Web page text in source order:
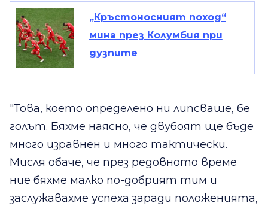
„Кръстоносният поход“
мина през Колумбия при
дузпите
"Това, което определено ни липсваше, бе
голът. Бяхме наясно, че двубоят ще бъде
много изравнен и много тактически.
Мисля обаче, че през редовното време
ние бяхме малко по-добрият тим и
заслужавахме успеха заради положенията,